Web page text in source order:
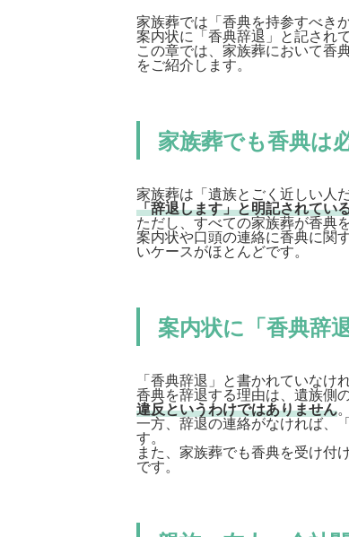
家族葬では「香典を持参すべき
案内状に「香典辞退」と記され
この章では、家族葬において香
をご紹介します。
家族葬でも香典は
家族葬は「遺族とごく近しい人
「辞退します」と明記されてい
ただし、すべての家族葬が香典
案内状や口頭の連絡に香典に関
いケースがほとんどです。
案内状に「香典辞
「香典辞退」と書かれていなけ
香典を辞退する理由は、遺族側
違反というわけではありません。
一方、辞退の連絡がなければ、
す。
また、家族葬でも香典を受け付
です。